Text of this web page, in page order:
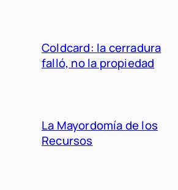
Coldcard: la cerradura
falló, no la propiedad
La Mayordomía de los
Recursos